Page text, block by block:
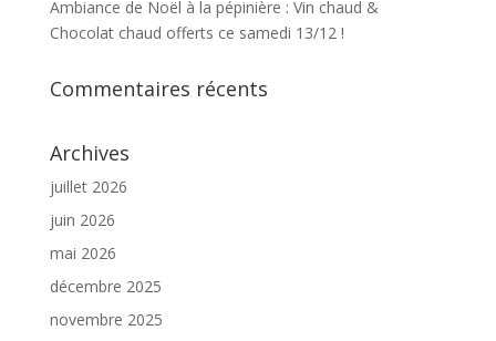
Ambiance de Noël à la pépinière : Vin chaud &
Chocolat chaud offerts ce samedi 13/12 !
Commentaires récents
Archives
juillet 2026
juin 2026
mai 2026
décembre 2025
novembre 2025